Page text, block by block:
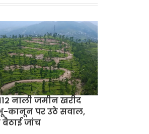
नाली जमीन खरीद
कानून पर उठे सवाल,
जांच